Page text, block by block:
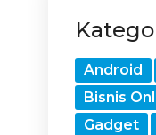
Android
Bisnis
Gadget